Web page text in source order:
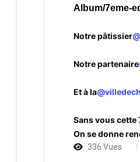
Album/7eme-
Notre pâtissier
Notre partenaire
Et à la
Sans vous cette
On se donne
336 Vues